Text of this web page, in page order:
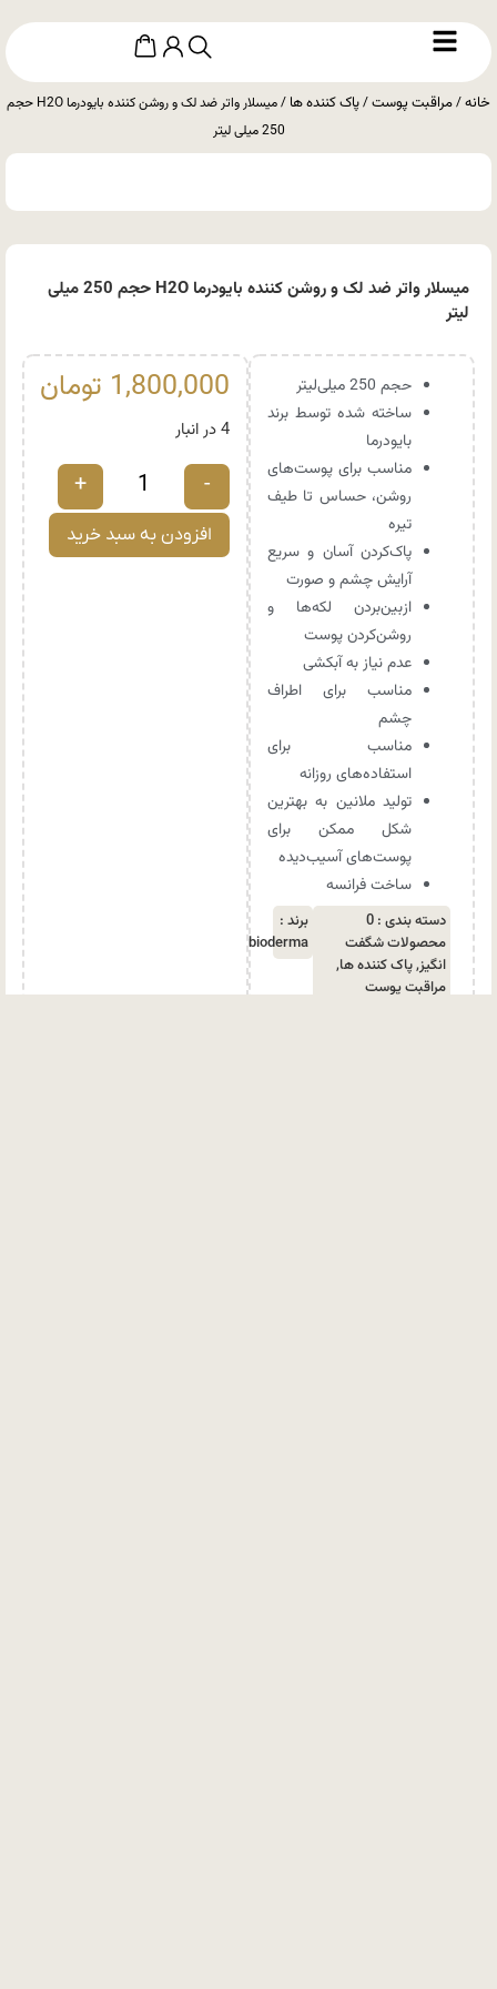
خانه/مراقبت پوست/پاک کننده ها
/ میسلار واتر ضد لک و روشن کننده بایودرما H2O حجم
250 میلی لیتر
میسلار واتر ضد لک و روشن کننده بایودرما H2O حجم 250 میلی
لیتر
حجم 250 میلی‌لیتر
ساخته شده توسط برند
بایودرما
مناسب برای پوست‌های
روشن، حساس تا طیف
تیره
پاک‌کردن آسان و سریع
آرایش چشم و صورت
ازبین‌بردن لکه‌ها و
روشن‌کردن پوست
عدم نیاز به آبکشی
مناسب برای اطراف
چشم
مناسب برای
استفاده‌های روزانه
تولید ملانین به بهترین
شکل ممکن برای
پوست‌های آسیب‌دیده
ساخت فرانسه
دسته بندی : 0
محصولات شگفت
انگیز,پاک کننده ها,
مراقبت پوست
برند :
bioderma
1,800,000 تومان
4 در انبار
-
+
افزودن به سبد خرید